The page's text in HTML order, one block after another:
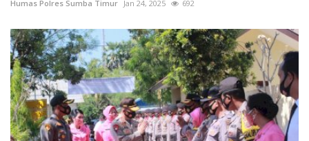
Humas Polres Sumba Timur Jan 24, 2025 692